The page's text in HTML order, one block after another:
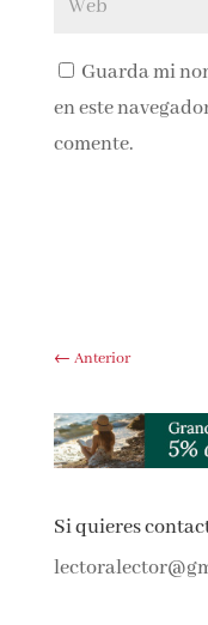
Guarda mi
web en este
Si quieres